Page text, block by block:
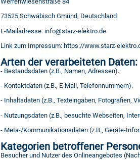
73525 Schwäbisch Gmünd, Deutschland
E-Mailadresse: info@starz-elektro.de
Link zum Impressum: https://www.starz-
Arten der verarbeiteten Daten:
- Bestandsdaten (z.B., Namen, Adressen).
- Kontaktdaten (z.B., E-Mail, Telefonnummern).
- Inhaltsdaten (z.B., Texteingaben, Fotografien,
- Nutzungsdaten (z.B., besuchte Webseiten,
- Meta-/Kommunikationsdaten (z.B., Geräte-
Kategorien betroffener
Besucher und Nutzer des Onlineangebotes